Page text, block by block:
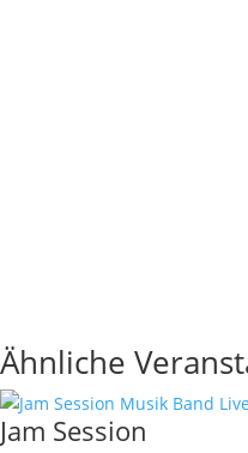
Ähnliche
Jam Session